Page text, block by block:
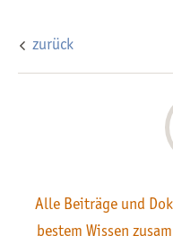
zurück
Alle Beiträge und
bestem Wissen